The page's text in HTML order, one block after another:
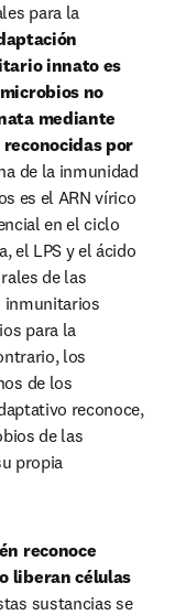
para la
innato es
no
mediante
por
de la inmunidad
es el ARN vírico
en el ciclo
el LPS y el ácido
de las
inmunitarios
para la
los
de los
reconoce,
de las
propia
reconoce
liberan células
sustancias se